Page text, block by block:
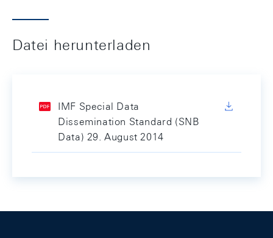
Datei herunterladen
IMF Special Data
Dissemination Standard (SNB
Data) 29. August 2014